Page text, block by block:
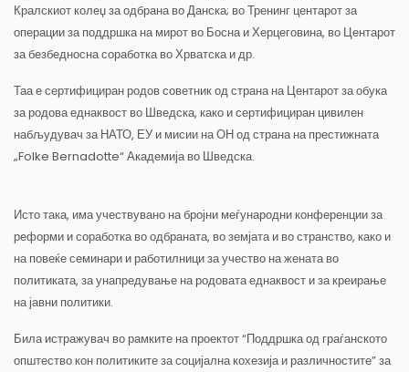
Кралскиот колеџ за одбрана во Данска; во Тренинг центарот за
операции за поддршка на мирот во Босна и Херцеговина, во Центарот
за безбедносна соработка во Хрватска и др.
Таа е сертифициран родов советник од страна на Центарот за обука
за родова еднаквост во Шведска, како и сертифициран цивилен
набљудувач за НАТО, ЕУ и мисии на ОН од страна на престижната
„Folke Bernadotte“ Академија во Шведска.
Исто така, има учествувано на бројни меѓународни конференции за
реформи и соработка во одбраната, во земјата и во странство, како и
на повеќе семинари и работилници за учество на жената во
политиката, за унапредување на родовата еднаквост и за креирање
на јавни политики.
Била истражувач во рамките на проектот “Поддршка од граѓанското
општество кон политиките за социјална кохезија и различностите” за